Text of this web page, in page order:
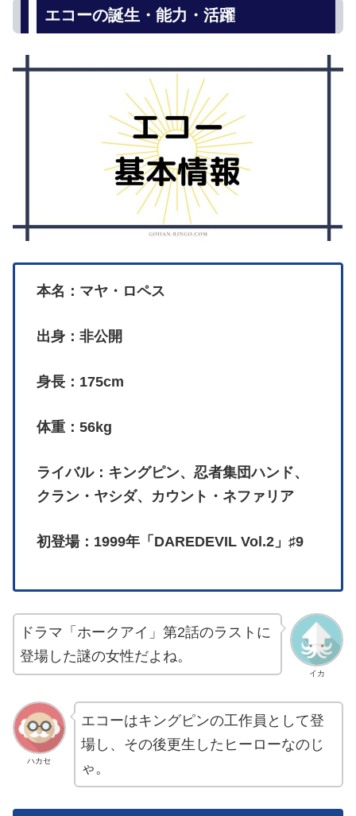
エコーの誕生・能力・活躍
本名：マヤ・ロペス
出身：非公開
身長：175cm
体重：56kg
ライバル：キングピン、忍者集団ハンド、
クラン・ヤシダ、カウント・ネファリア
初登場：1999年「DAREDEVIL Vol.2」♯9
イカ
ドラマ「ホークアイ」第2話のラストに
登場した謎の女性だよね。
ハカセ
エコーはキングピンの工作員として登
場し、その後更生したヒーローなのじ
ゃ。